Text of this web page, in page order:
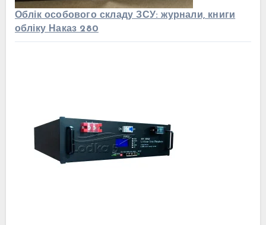
Облік особового складу ЗСУ: журнали, книги
обліку Наказ 280